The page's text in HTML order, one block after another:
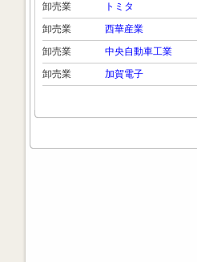
卸売業
トミタ
卸売業
西華産業
卸売業
中央自動車工業
卸売業
加賀電子